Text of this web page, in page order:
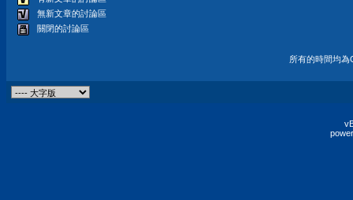
無新文章的討論區
關閉的討論區
所有的時間均為